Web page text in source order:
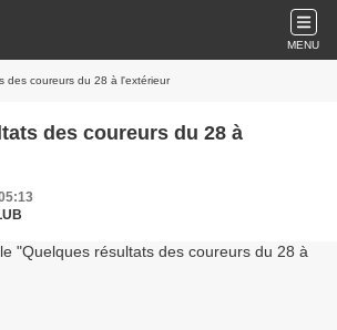
MENU
des coureurs du 28 à l'extérieur
des coureurs du 28 à